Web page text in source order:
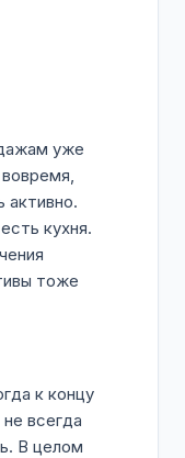
уже
активно.
кухня.
тоже
к концу
всегда
В целом